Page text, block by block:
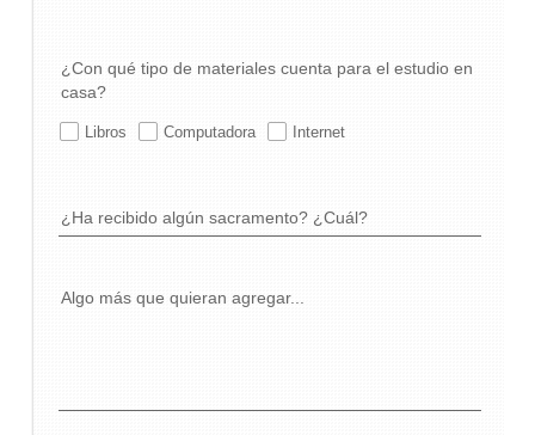
¿Con qué tipo de materiales cuenta para el estudio en
casa?
Libros Computadora Internet
¿Ha recibido algún sacramento? ¿Cuál?
Algo más que quieran agregar...